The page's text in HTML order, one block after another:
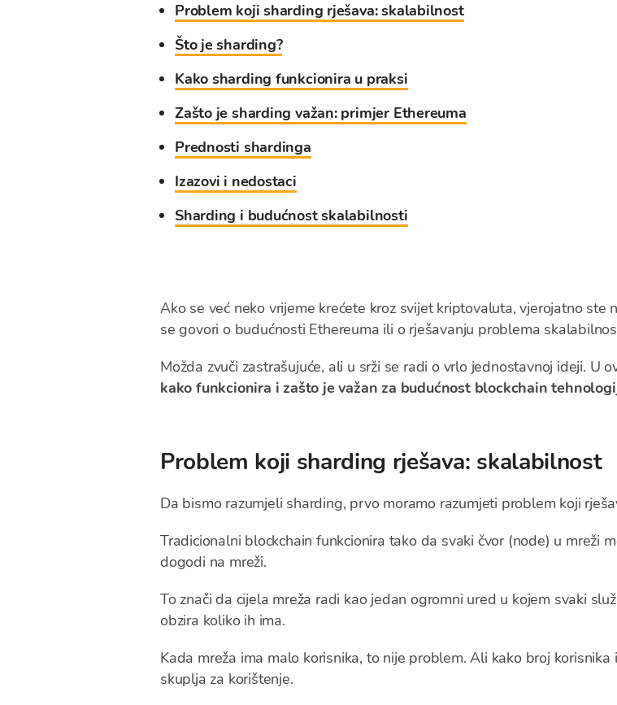
Problem koji sharding rješava: skalabilnost
Što je sharding?
Kako sharding funkcionira u praksi
Zašto je sharding važan: primjer Ethereuma
Prednosti shardinga
Izazovi i nedostaci
Sharding i budućnost skalabilnosti
Ako se već neko vrijeme krećete kroz svijet kriptovaluta, vjerojatno ste
se govori o budućnosti Ethereuma ili o rješavanju problema
Možda zvuči zastrašujuće, ali u srži se radi o vrlo jednostavnoj ideji. U
kako funkcionira i zašto je važan za budućnost blockchain
Problem koji sharding rješava: skalabilnost
Da bismo razumjeli sharding, prvo moramo razumjeti problem koji
Tradicionalni blockchain funkcionira tako da svaki čvor (node) u mreži
dogodi na mreži.
To znači da cijela mreža radi kao jedan ogromni ured u kojem svaki
obzira koliko ih ima.
Kada mreža ima malo korisnika, to nije problem. Ali kako broj
skuplja za korištenje.